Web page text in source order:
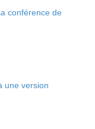
conférence de
une version